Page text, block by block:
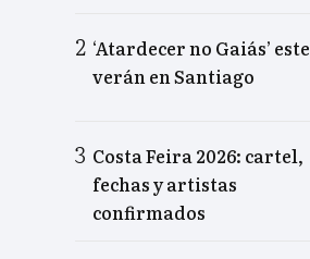
‘Atardecer no Gaiás’ este
verán en Santiago
Costa Feira 2026: cartel,
fechas y artistas
confirmados